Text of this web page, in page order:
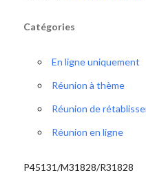
Catégories
En ligne uniquement
Réunion à thème
Réunion de
Réunion en ligne
P45131/M31828/R31828